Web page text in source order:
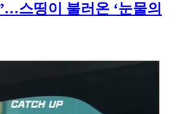
스띵이 불러온 ‘눈물의